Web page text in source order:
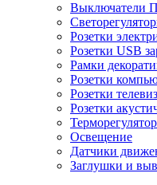
Выключатели
Розетки
Розетки USB
Рамки
Розетки
Розетки
Розетки
Освещение
Датчики
Заглушки и